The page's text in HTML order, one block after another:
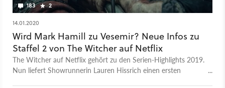
183 2
14.01.2020
Wird Mark Hamill zu Vesemir? Neue Infos zu
Staffel 2 von The Witcher auf Netflix
The Witcher auf Netflix gehört zu den Serien-Highlights 2019.
Nun liefert Showrunnerin Lauren Hissrich einen ersten